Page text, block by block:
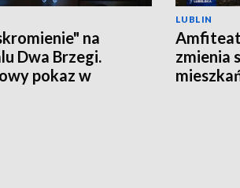
na
Dwa Brzegi.
pokaz w
LUBLIN
zmienia